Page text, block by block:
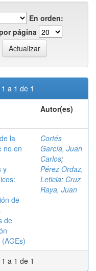
En orden:
página
a 1 de 1
Autor(es)
la
no en
y
de
de
Cortés
García, Juan
Carlos;
Pérez Ordaz,
Leticia; Cruz
Raya, Juan
a 1 de 1